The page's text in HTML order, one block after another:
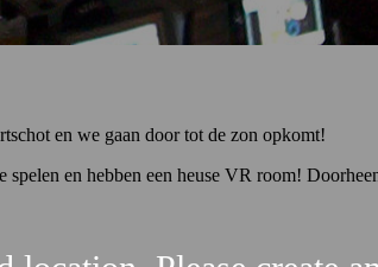
en we gaan door tot de zon opkomt!
en hebben een heuse VR room!